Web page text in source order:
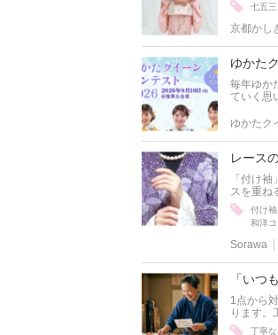
七五三
京都かし
ゆかた
毎年ゆか
ていく思
ゆかたク
レース
「付け
スを重ね
付け袖
和洋
Sorawa
「いつ
1点から
ります。
丁寧な